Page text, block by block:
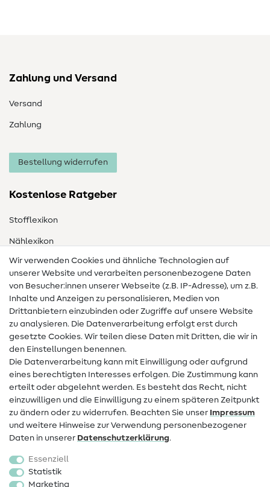
Zahlung und Versand
Versand
Zahlung
Bestellung widerrufen
Kostenlose Ratgeber
Stofflexikon
Nählexikon
Nähanleitungen
Hilfe & Kontakt
Kontakt
Infos zum Betreiberwechsel
Widerrufsrecht
Beliebt
Stoffe
Sale
Wir verwenden Cookies und ähnliche Technologien auf
unserer Website und verarbeiten personenbezogene Daten
von Besucher:innen unserer Webseite (z.B. IP-Adresse), um z.B.
Inhalte und Anzeigen zu personalisieren, Medien von
Drittanbietern einzubinden oder Zugriffe auf unsere Website
zu analysieren. Die Datenverarbeitung erfolgt erst durch
gesetzte Cookies. Wir teilen diese Daten mit Dritten, die wir in
den Einstellungen benennen.
Die Datenverarbeitung kann mit Einwilligung oder aufgrund
eines berechtigten Interesses erfolgen. Die Zustimmung kann
erteilt oder abgelehnt werden. Es besteht das Recht, nicht
einzuwilligen und die Einwilligung zu einem späteren Zeitpunkt
zu ändern oder zu widerrufen. Beachten Sie unser Impressum
und weitere Hinweise zur Verwendung personenbezogener
Daten in unserer Daten­schutz­erklärung.
Essenziell
Statistik
Marketing